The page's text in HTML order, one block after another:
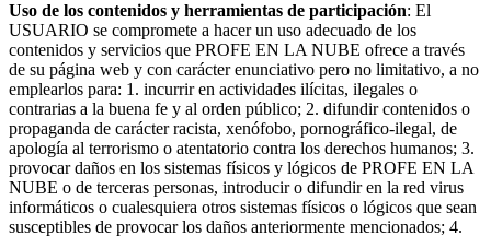
Uso de los contenidos y herramientas de participación: El
USUARIO se compromete a hacer un uso adecuado de los
contenidos y servicios que PROFE EN LA NUBE ofrece a través
de su página web y con carácter enunciativo pero no limitativo, a no
emplearlos para: 1. incurrir en actividades ilícitas, ilegales o
contrarias a la buena fe y al orden público; 2. difundir contenidos o
propaganda de carácter racista, xenófobo, pornográfico-ilegal, de
apología al terrorismo o atentatorio contra los derechos humanos; 3.
provocar daños en los sistemas físicos y lógicos de PROFE EN LA
NUBE o de terceras personas, introducir o difundir en la red virus
informáticos o cualesquiera otros sistemas físicos o lógicos que sean
susceptibles de provocar los daños anteriormente mencionados; 4.